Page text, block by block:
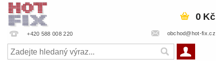
+420 588 008 220 obchod@hot-fix.cz
0 Kč